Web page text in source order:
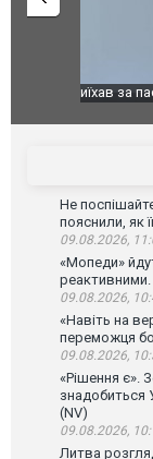
Одесу
Не
пояснили, як
09.08.2026,
«Мопеди»
реактивними.
09.08.2026,
«Навіть на
переможця
09.08.2026,
«Рішення є».
знадобиться
(NV)
09.08.2026,
Литва